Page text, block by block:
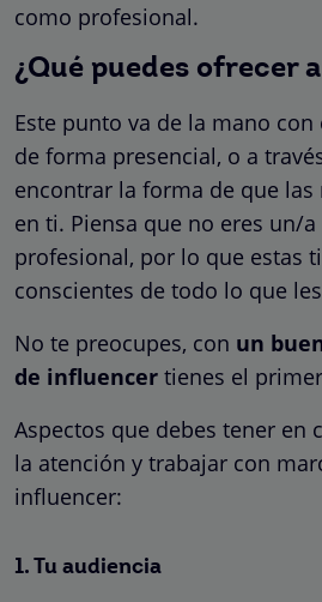
como profesional.
¿Qué puedes ofrecer
Este punto va de la mano con
de forma presencial, o a
encontrar la forma de que las
en ti. Piensa que no eres un/
profesional, por lo que estas
conscientes de todo lo que
No te preocupes, con un
de influencer tienes el
Aspectos que debes tener en
la atención y trabajar con
influencer:
1. Tu audiencia